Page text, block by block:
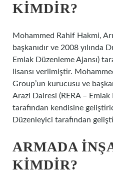
KIMDIR?
Mohammed Rahif Hakmi,
başkanıdır ve 2008 yılında
Emlak Düzenleme Ajansı)
lisansı verilmiştir.
Group’un kurucusu ve
Arazi Dairesi (RERA – Emlak
tarafından kendisine
Düzenleyici tarafından
ARMADA
KIMDIR?